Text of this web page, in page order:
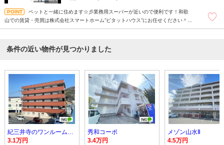
ペットと一緒に住めます☆彡業務用スーパーが近いので便利です！和歌
山での賃貸・売買は株式会社スマートホーム”ピタットハウス”にお任せください＾＾
条件の近い物件が見つかりました
紀三井寺のワンルーム賃貸マンション
3.1万円
秀和コーポ
3.4万円
メゾン山水Ⅱ
4.5万円